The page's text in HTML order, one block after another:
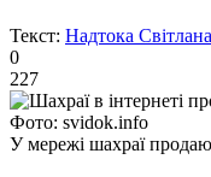
Текст: Надтока Світлана
0
227
Фото: svidok.info
У мережі шахраї